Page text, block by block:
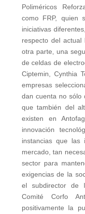
Poliméricos
como FRP, quien
iniciativas
respecto del
otra parte, una
de celdas de
Ciptemin, Cynthia
empresas
dan cuenta no sólo
que también del
existen en
innovación
instancias que las
mercado, tan
sector para
exigencias de la
el subdirector de
Comité Corfo
positivamente la